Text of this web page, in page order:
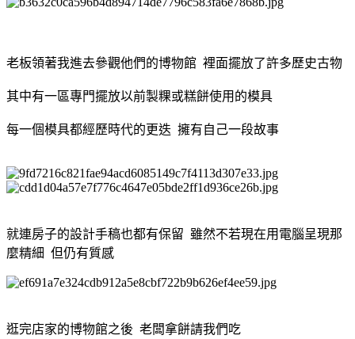
老板領著我進去參觀他們的博物館 裡面擺放了許多歷史古物
其中有一區專門擺放以前製粿或糕餅使用的模具
每一個模具都經歷時代的更迭 擁有自己一段故事
就連房子的設計手稿也都有保留 雖然不若現在用電腦呈現那
麼精細 但仍有質感
逛完店家的博物館之後 老闆拿餅請我們吃